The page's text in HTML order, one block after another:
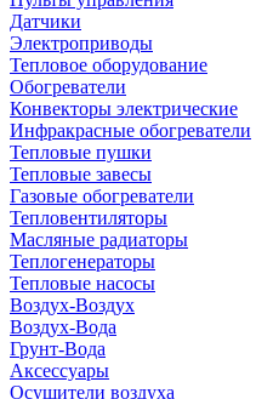
Датчики
Электроприводы
Тепловое оборудование
Обогреватели
Конвекторы электрические
Инфракрасные обогреватели
Тепловые пушки
Тепловые завесы
Газовые обогреватели
Тепловентиляторы
Масляные радиаторы
Теплогенераторы
Тепловые насосы
Воздух-Воздух
Воздух-Вода
Грунт-Вода
Аксессуары
Осушители воздуха